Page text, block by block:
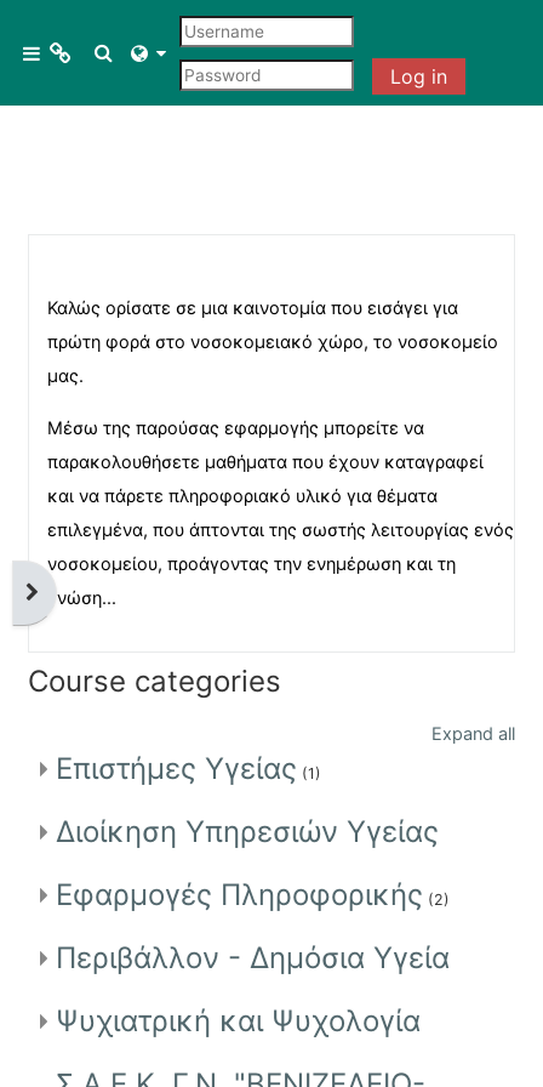
Side panelMenu 1
Toggle search input
Log in
Open block drawer
Καλώς ορίσατε σε μια καινοτομία που εισάγει για
πρώτη φορά στο νοσοκομειακό χώρο, το νοσοκομείο
μας.
Μέσω της παρούσας εφαρμογής μπορείτε να
παρακολουθήσετε μαθήματα που έχουν καταγραφεί
και να πάρετε πληροφοριακό υλικό για θέματα
επιλεγμένα, που άπτονται της σωστής λειτουργίας ενός
νοσοκομείου, προάγοντας την ενημέρωση και τη
γνώση...
Course categories
Expand all
Επιστήμες Υγείας (1)
Διοίκηση Υπηρεσιών Υγείας
Εφαρμογές Πληροφορικής (2)
Περιβάλλον - Δημόσια Υγεία
Ψυχιατρική και Ψυχολογία